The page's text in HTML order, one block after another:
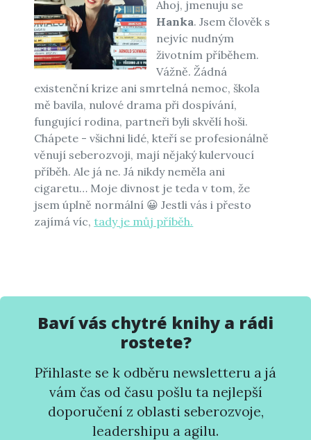
Ahoj, jmenuju se
Hanka. Jsem člověk s
nejvíc nudným
životním příběhem.
Vážně. Žádná
existenční krize ani smrtelná nemoc, škola
mě bavila, nulové drama při dospívání,
fungující rodina, partneři byli skvělí hoši.
Chápete - všichni lidé, kteří se profesionálně
věnují seberozvoji, mají nějaký kulervoucí
příběh. Ale já ne. Já nikdy neměla ani
cigaretu… Moje divnost je teda v tom, že
jsem úplně normální 😀 Jestli vás i přesto
zajímá víc, tady je můj příběh.
Baví vás chytré knihy a rádi
rostete?
Přihlaste se k odběru newsletteru a já
vám čas od času pošlu ta nejlepší
doporučení z oblasti seberozvoje,
leadershipu a agilu.